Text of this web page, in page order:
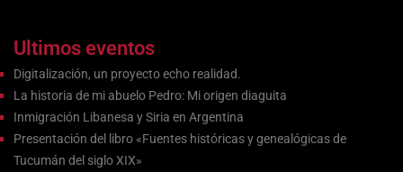
Ultimos eventos
Digitalización, un proyecto echo realidad.
La historia de mi abuelo Pedro: Mi origen diaguita
Inmigración Libanesa y Siria en Argentina
Presentación del libro «Fuentes históricas y genealógicas de
Tucumán del siglo XIX»